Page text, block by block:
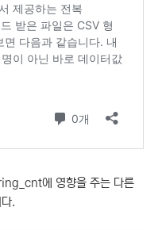
에 영향을 주는 다른
.